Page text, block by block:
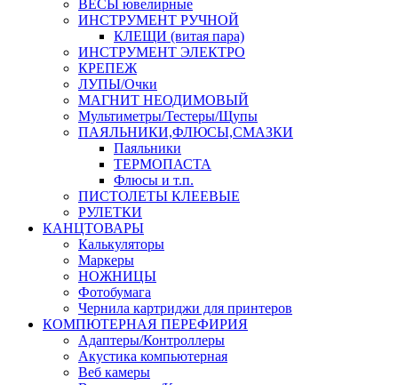
ВЕСЫ ювелирные
ИНСТРУМЕНТ РУЧНОЙ
КЛЕЩИ (витая пара)
ИНСТРУМЕНТ ЭЛЕКТРО
КРЕПЕЖ
ЛУПЫ/Очки
МАГНИТ НЕОДИМОВЫЙ
Мультиметры/Тестеры/Щупы
ПАЯЛЬНИКИ,ФЛЮСЫ,СМАЗКИ
Паяльники
ТЕРМОПАСТА
Флюсы и т.п.
ПИСТОЛЕТЫ КЛЕЕВЫЕ
РУЛЕТКИ
КАНЦТОВАРЫ
Калькуляторы
Маркеры
НОЖНИЦЫ
Фотобумага
Чернила картриджи для принтеров
КОМПЮТЕРНАЯ ПЕРЕФИРИЯ
Адаптеры/Контроллеры
Акустика компьютерная
Веб камеры